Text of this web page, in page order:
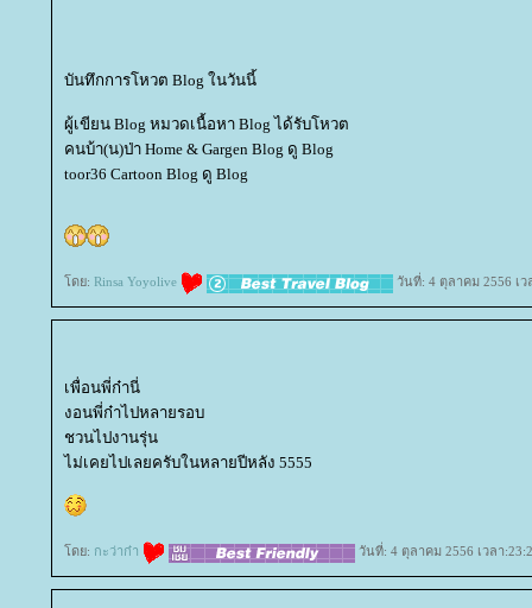
บันทึกการโหวต Blog ในวันนี้
ผู้เขียน Blog หมวดเนื้อหา Blog ได้รับโหวต
คนบ้า(น)ป่า Home & Gargen Blog ดู Blog
toor36 Cartoon Blog ดู Blog
ดย: Rinsa Yoyolive วันที่: 4 ตุลาคม 2556 เว
เพื่อนพี่ก๋านี่
งอนพี่ก๋าไปหลายรอบ
ชวนไปงานรุ่น
ไม่เคยไปเลยครับในหลายปีหลัง 5555
ดย: กะว่าก๋า วันที่: 4 ตุลาคม 2556 เวลา